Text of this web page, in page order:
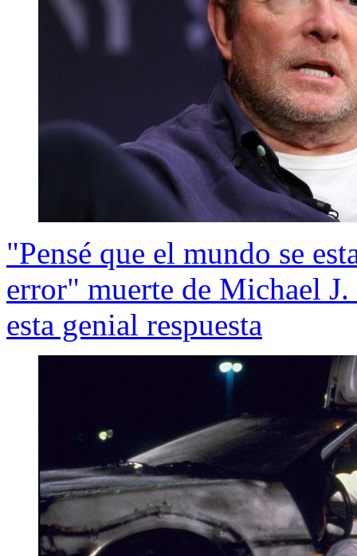
"Pensé que el mundo se
error" muerte de Michael
esta genial respuesta